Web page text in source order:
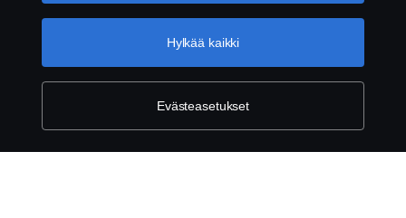
© Copyright Scania 2026. Pidätämme oikeuden
evästeistä löydät täältä: Lisätietoja yksityisyydestäsi
Evästeasetukset
Hylkää kaikki